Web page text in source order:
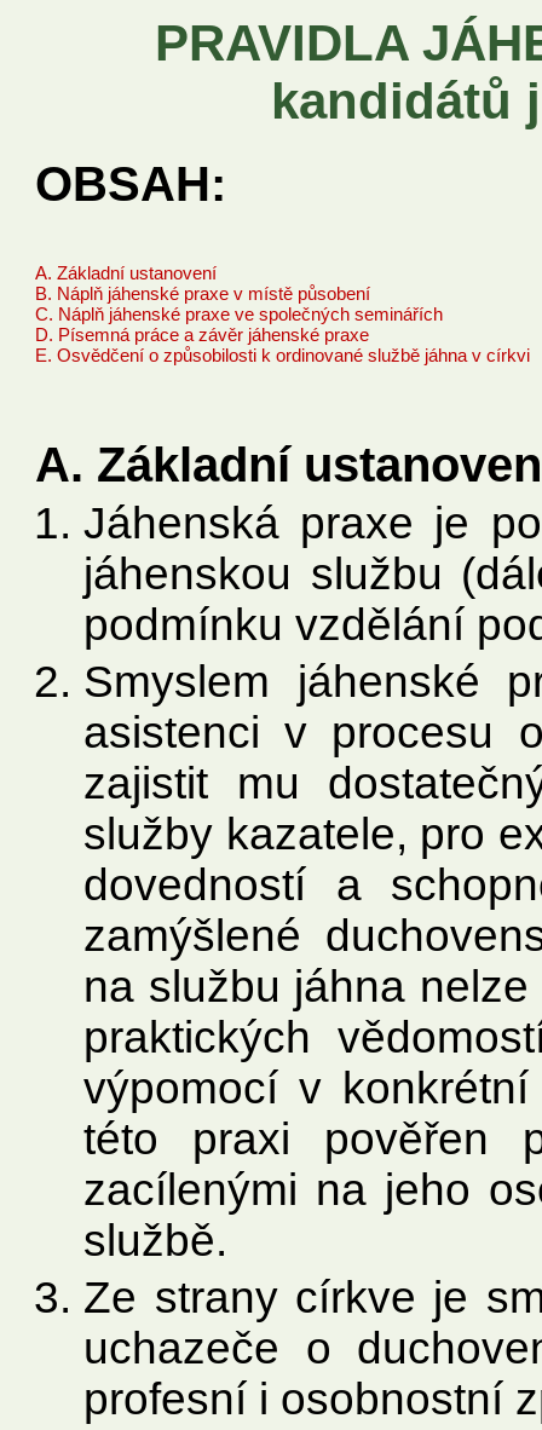
PRAVIDLA
kandidátů
OBSAH:
A. Základní ustanovení
B. Náplň jáhenské praxe v místě působení
C. Náplň jáhenské praxe ve společných seminářích
D. Písemná práce a závěr jáhenské praxe
E. Osvědčení o způsobilosti k ordinované službě jáhna v církvi
A. Základní
Jáhenská praxe je
jáhenskou službu
podmínku vzdělání
Smyslem jáhenské
asistenci v procesu
zajistit mu
služby kazatele, pro
dovedností a
zamýšlené
na službu jáhna
praktických
výpomocí v
této praxi pověřen
zacílenými na jeho
službě.
Ze strany církve je
uchazeče o
profesní i osobnostní